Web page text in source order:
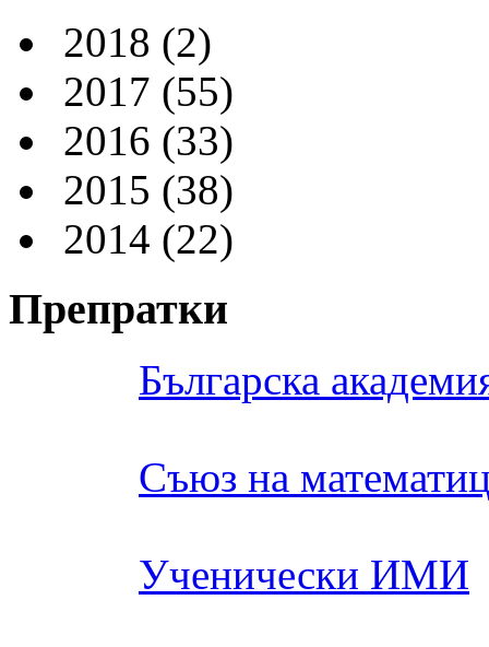
2018 (2)
2017 (55)
2016 (33)
2015 (38)
2014 (22)
Препратки
Българска
Съюз на
Ученически ИМИ